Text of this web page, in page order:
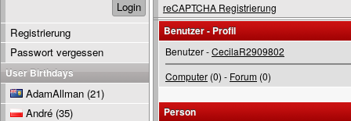
reCAPTCHA Registrierung
Benutzer - Profil
Benutzer -CecilaR2909802
Computer (0) - Forum (0)
Person
Registrierung
Passwort vergessen
User Birthdays
AdamAllman (21)
André (35)